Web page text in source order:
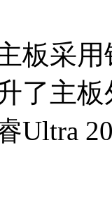
板采
了主
Ultra